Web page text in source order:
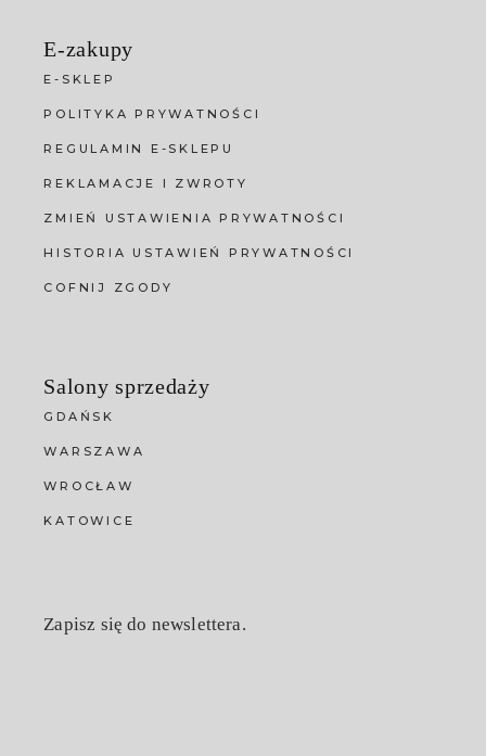
E-zakupy
E-SKLEP
POLITYKA PRYWATNOŚCI
REGULAMIN E-SKLEPU
REKLAMACJE I ZWROTY
ZMIEŃ USTAWIENIA PRYWATNOŚCI
HISTORIA USTAWIEŃ PRYWATNOŚCI
COFNIJ ZGODY
Salony sprzedaży
GDAŃSK
WARSZAWA
WROCŁAW
KATOWICE
Zapisz się do newslettera.